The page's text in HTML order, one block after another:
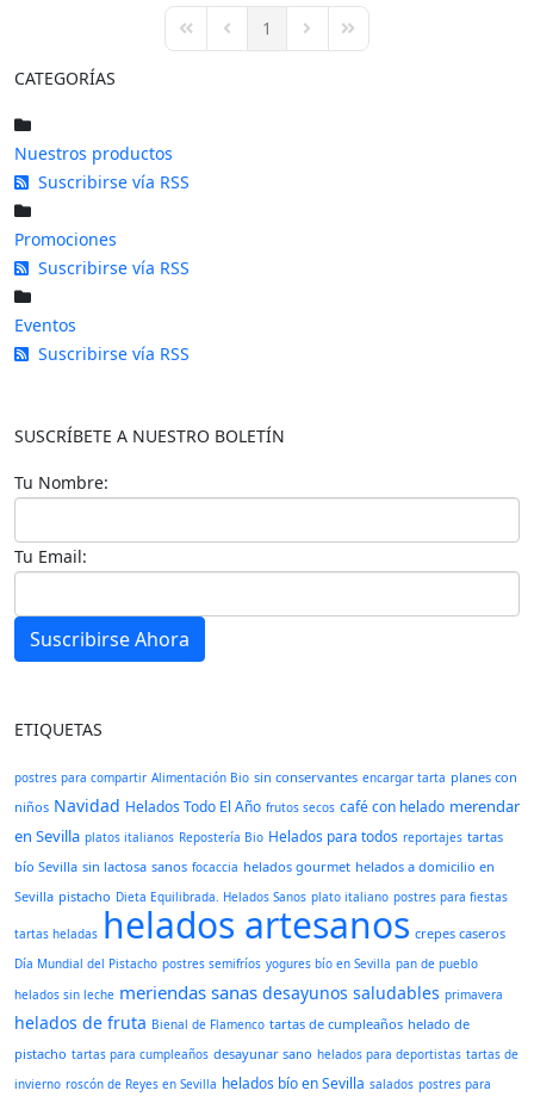
First PagePrevious Page
1 Next PageLast Page
CATEGORÍAS
Nuestros productos
Suscribirse vía RSS
Promociones
Suscribirse vía RSS
Eventos
Suscribirse vía RSS
SUSCRÍBETE A NUESTRO BOLETÍN
Tu Nombre:
Tu Email:
Suscribirse Ahora
ETIQUETAS
postres para compartir Alimentación Bio sin conservantes encargar tarta planes con
niños Navidad Helados Todo El Año frutos secos café con helado merendar
en Sevilla platos italianos Repostería Bio Helados para todos reportajes tartas
bío Sevilla sin lactosa sanos focaccia helados gourmet helados a domicilio en
Sevilla pistacho Dieta Equilibrada. Helados Sanos plato italiano postres para fiestas
tartas heladas helados artesanos crepes caseros
Día Mundial del Pistacho postres semifríos yogures bío en Sevilla pan de pueblo
helados sin leche meriendas sanas desayunos saludables primavera
helados de fruta Bienal de Flamenco tartas de cumpleaños helado de
pistacho tartas para cumpleaños desayunar sano helados para deportistas tartas de
invierno roscón de Reyes en Sevilla helados bío en Sevilla salados postres para